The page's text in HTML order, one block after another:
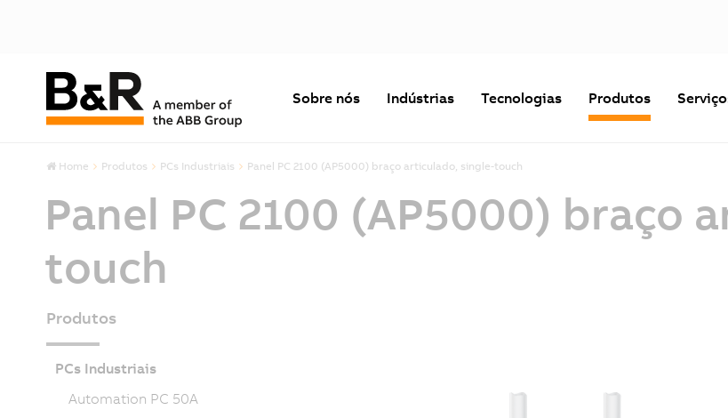
Sobre nós Indústrias Tecnologias Produtos
Home Produtos PCs Industriais Panel PC 2100 (AP5000) braço articulado, single-touch
Panel PC 2100 (AP5000) braço
touch
Produtos
PCs Industriais
Automation PC 50A